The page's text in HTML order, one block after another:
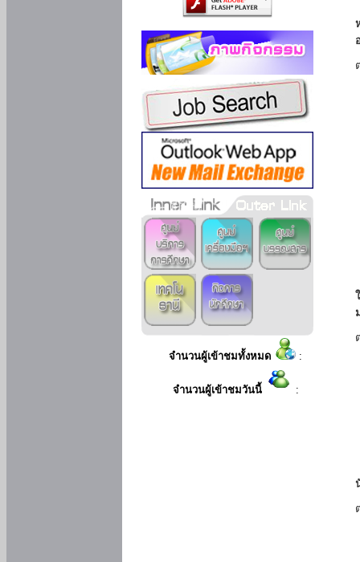
จำนวนผู้เข้าชมทั้งหมด :
จำนวนผู้เข้าชมวันนี้ :